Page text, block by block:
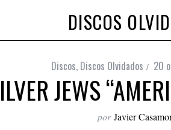
DISCOS
Discos, Discos Olvidados 20
JEWS
por Javier